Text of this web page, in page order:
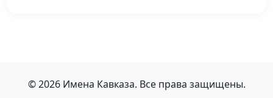
© 2026 Имена Кавказа. Все права защищены.